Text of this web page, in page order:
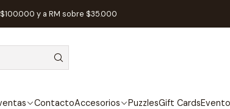
ContactoAccesorios PuzzlesGift Cards
y a RM sobre $35.000
Zero Mulligan Fortuna - Matte
Standard Zero